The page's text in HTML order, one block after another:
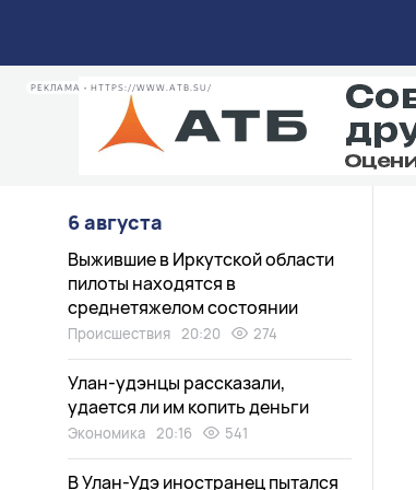
РЕКЛАМА • HTTPS://WWW.ATB.SU/
6 августа
Выжившие в Иркутской области
пилоты находятся в
среднетяжелом состоянии
Происшествия 20:20 274
Улан-удэнцы рассказали,
удается ли им копить деньги
Экономика 20:16 541
В Улан-Удэ иностранец пытался